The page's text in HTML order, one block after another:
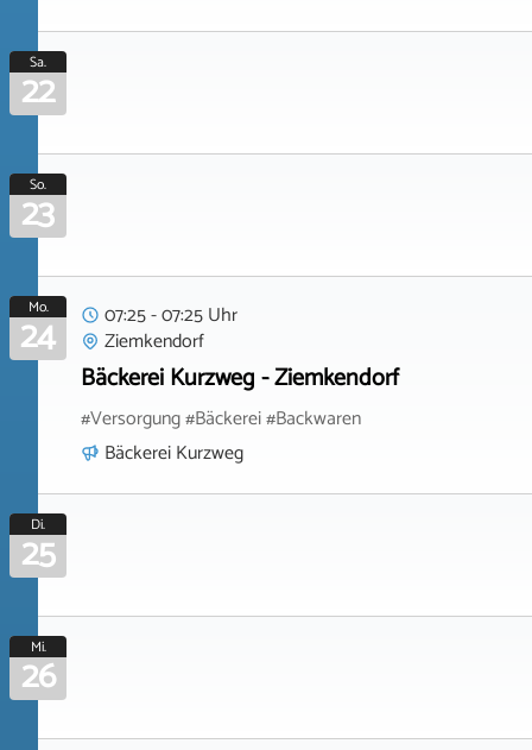
Sa.
22
So.
23
Mo.
24
07:25 - 07:25 Uhr
Ziemkendorf
Bäckerei Kurzweg - Ziemkendorf
#Versorgung #Bäckerei #Backwaren
Bäckerei Kurzweg
Di.
25
Mi.
26